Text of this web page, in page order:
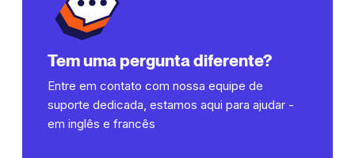
subdomínio.
Tem uma pergunta diferente?
Entre em contato com nossa equipe de
suporte dedicada, estamos aqui para ajudar -
em inglês e francês